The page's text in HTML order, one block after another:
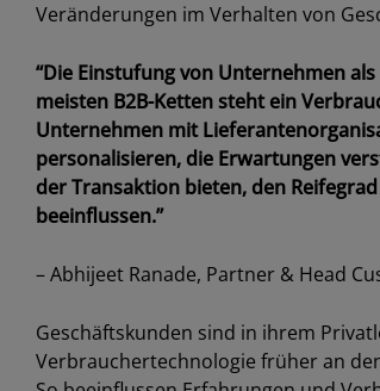
Veränderungen im Verhalten von
“Die Einstufung von Unternehmen
meisten B2B-Ketten steht ein
Unternehmen mit
personalisieren, die Erwartungen
der Transaktion bieten, den
beeinflussen.”
– Abhijeet Ranade, Partner & Head
Geschäftskunden sind in ihrem
Verbrauchertechnologie früher an